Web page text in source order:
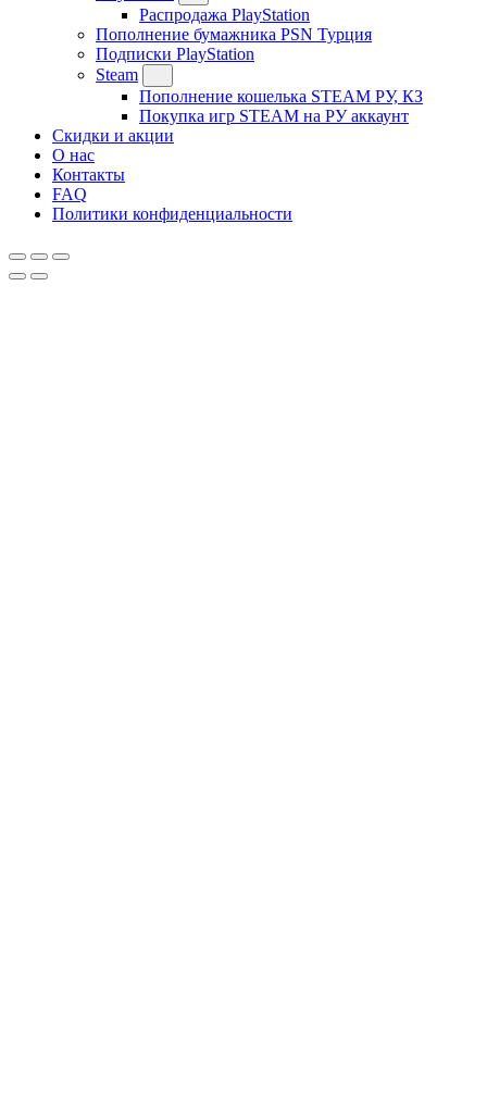
Распродажа PlayStation
Пополнение бумажника PSN Турция
Подписки PlayStation
Steam
Пополнение кошелька STEAM РУ, КЗ
Покупка игр STEAM на РУ аккаунт
Скидки и акции
О нас
Контакты
FAQ
Политики конфиденциальности